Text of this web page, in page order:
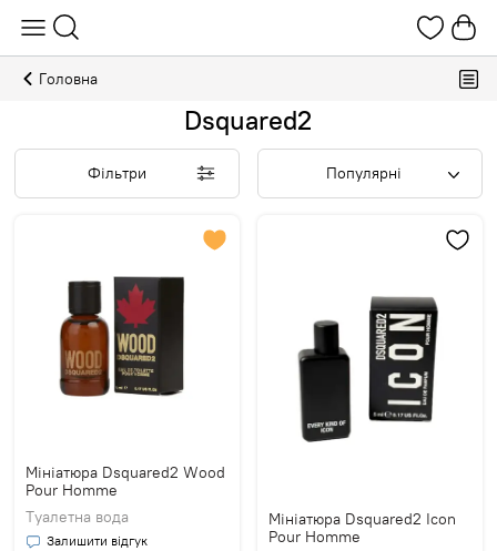
Головна
Dsquared2
Фільтри Популярні
Мініатюра Dsquared2 Wood
Pour Homme
Туалетна вода
Залишити відгук
Мініатюра Dsquared2 Icon
Pour Homme